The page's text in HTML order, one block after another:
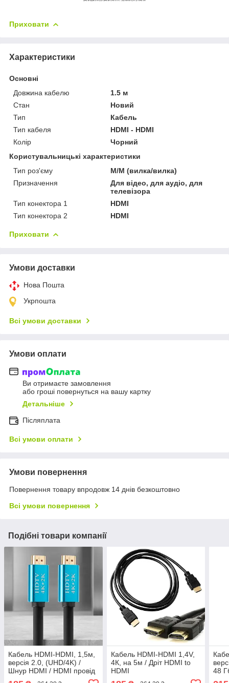
Приховати
Характеристики
Основні
Довжина кабелю
1.5 м
Стан
Новий
Тип
Кабель
Тип кабеля
HDMI - HDMI
Колір
Чорний
Користувальницькі характеристики
Тип роз'єму
М/М (вилка/вилка)
Призначення
Для відео, для аудіо, для
телевізора
Тип конектора 1
HDMI
Тип конектора 2
HDMI
Приховати
Умови доставки
Нова Пошта
Укрпошта
Всі умови доставки
Умови оплати
Ви отримаєте замовлення
або гроші повернуться на вашу картку
Детальніше
Післяплата
Всі умови оплати
Умови повернення
Повернення товару впродовж 14 днів безкоштовно
Всі умови повернення
Подібні товари компанії
Кабель HDMI-HDMI, 1,5м,
версія 2.0, (UHD/4K) /
Шнур HDMI / HDMI провід
для монітора і телевізора
Кабель HDMI-HDMI 1,4V,
4К, на 5м / Дріт HDMI to
HDMI
48